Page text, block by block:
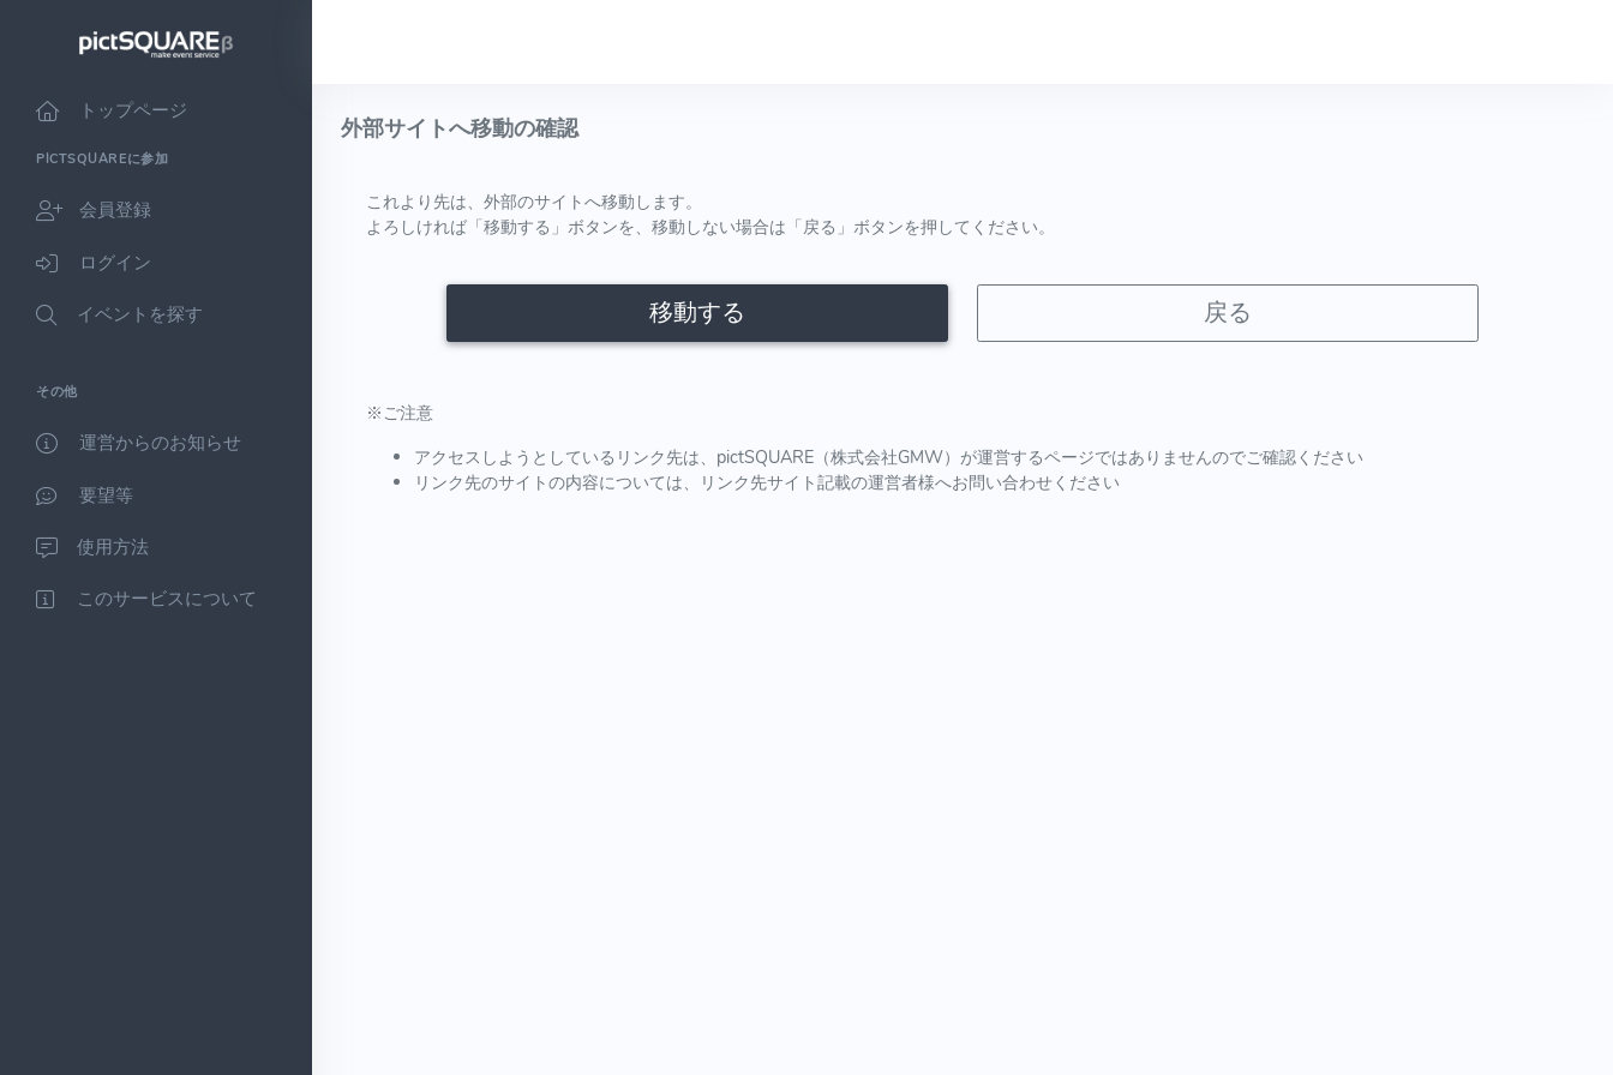
トップページ
PICTSQUAREに参加
会員登録
ログイン
イベントを探す
その他
運営からのお知らせ
要望等
使用方法
このサービスについて
外部サイトへ移動の確認
これより先は、外部のサイトへ移動します。
よろしければ「移動する」ボタンを、移動しない場合は「戻る」ボタンを押してください。
移動する 戻る
※ご注意
アクセスしようとしているリンク先は、pictSQUARE（株式会社GMW）が運営するページではありませんのでご確認ください
リンク先のサイトの内容については、リンク先サイト記載の運営者様へお問い合わせください